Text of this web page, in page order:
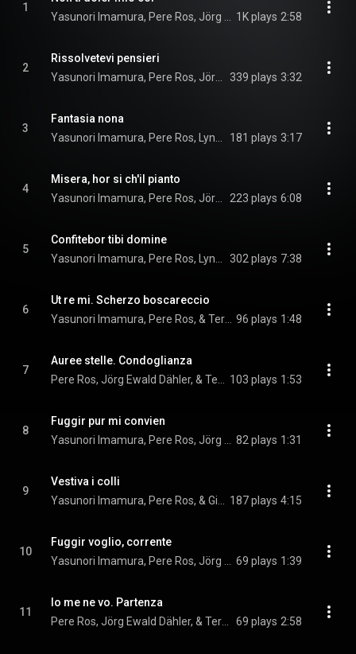
1
1K plays 2:58
2
Rissolvetevi pensieri
339 plays 3:32
3
Fantasia nona
181 plays 3:17
4
Misera, hor si ch'il pianto
223 plays 6:08
5
Confitebor tibi domine
302 plays 7:38
6
Ut re mi. Scherzo boscareccio
96 plays 1:48
7
Auree stelle. Condoglianza
103 plays 1:53
8
Fuggir pur mi convien
82 plays 1:31
9
Vestiva i colli
187 plays 4:15
10
Fuggir voglio, corrente
69 plays 1:39
11
Io me ne vo. Partenza
69 plays 2:58